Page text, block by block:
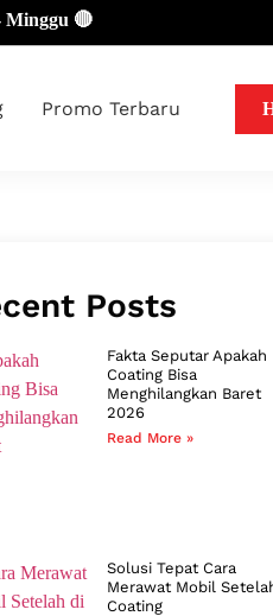
Promo Terbaru
Posts
Fakta Seputar Apakah
Coating Bisa
Menghilangkan Baret
2026
Read More »
Solusi Tepat Cara
Merawat Mobil
Coating